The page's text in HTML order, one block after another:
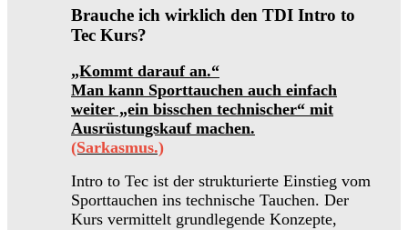
Brauche ich wirklich den TDI Intro to
Tec Kurs?
„Kommt darauf an.“
Man kann Sporttauchen auch einfach
weiter „ein bisschen technischer“ mit
Ausrüstungskauf machen.
(Sarkasmus.)
Intro to Tec ist der strukturierte Einstieg vom
Sporttauchen ins technische Tauchen. Der
Kurs vermittelt grundlegende Konzepte,